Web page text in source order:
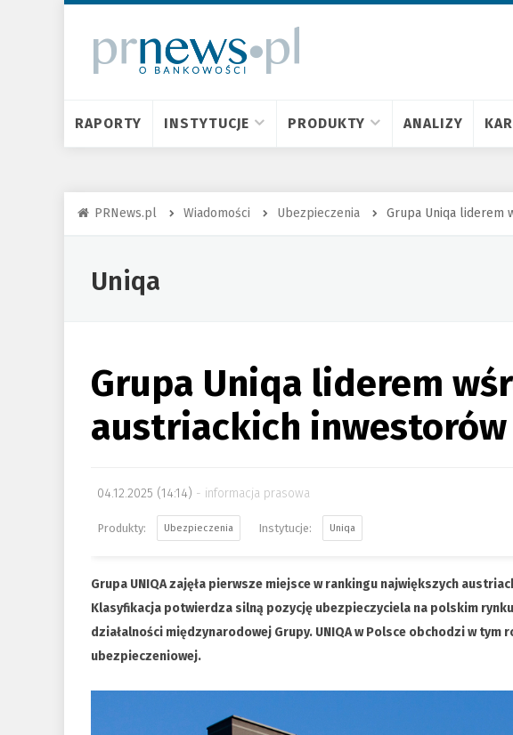
RAPORTY INSTYTUCJE PRODUKTY ANALIZY
PRNews.pl Wiadomości Ubezpieczenia Grupa Uniqa liderem
Uniqa
Grupa Uniqa liderem
austriackich inwestorów
04.12.2025 (14:14) informacja prasowa
Ubezpieczenia Uniqa
Grupa UNIQA zajęła pierwsze miejsce w rankingu największych
Klasyfikacja potwierdza silną pozycję ubezpieczyciela na polskim
działalności międzynarodowej Grupy. UNIQA w Polsce obchodzi w tym
ubezpieczeniowej.